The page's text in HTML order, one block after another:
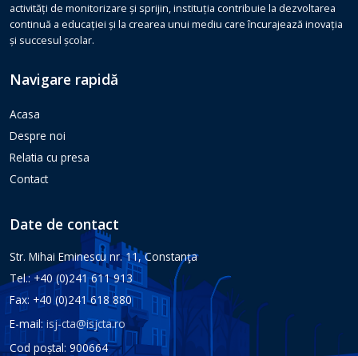
activități de monitorizare și sprijin, instituția contribuie la dezvoltarea
continuă a educației și la crearea unui mediu care încurajează inovația
și succesul școlar.
Navigare rapidă
Acasa
Despre noi
Relatia cu presa
Contact
Date de contact
Str. Mihai Eminescu nr. 11, Constanţa
Tel.: +40 (0)241 611 913
Fax: +40 (0)241 618 880
E-mail:isj-cta@isjcta.ro
Cod poștal: 900664